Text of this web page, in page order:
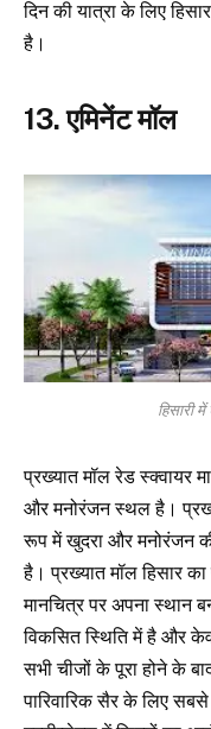
दिन की यात्रा के लिए
है।
13. एमिनेंट मॉल
हिसारी
प्रख्यात मॉल रेड स्क्वायर
और मनोरंजन स्थल है।
रूप में खुदरा और मनोरंजन
है। प्रख्यात मॉल हिसार
मानचित्र पर अपना स्थान
विकसित स्थिति में है और
सभी चीजों के पूरा होने के
पारिवारिक सैर के लिए